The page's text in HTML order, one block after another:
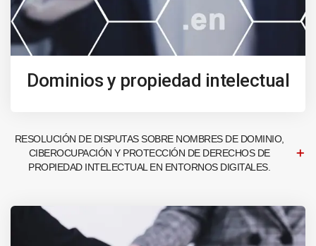
Dominios y propiedad intelectual
RESOLUCIÓN DE DISPUTAS SOBRE NOMBRES DE DOMINIO,
CIBEROCUPACIÓN Y PROTECCIÓN DE DERECHOS DE
PROPIEDAD INTELECTUAL EN ENTORNOS DIGITALES.